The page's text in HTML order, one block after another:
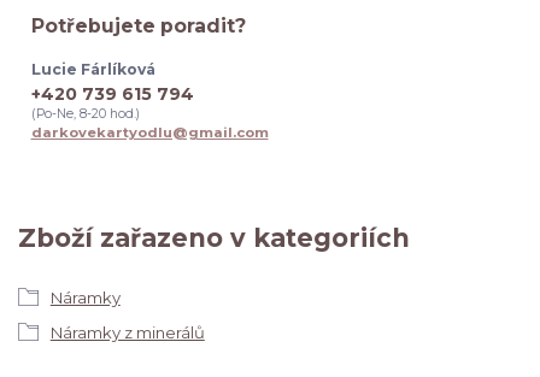
Zboží zařazeno v kategoriích
Náramky
Náramky z minerálů
Potřebujete poradit?
Lucie Fárlíková
+420 739 615 794
(Po-Ne, 8-20 hod.)
darkovekartyodlu@gmail.com